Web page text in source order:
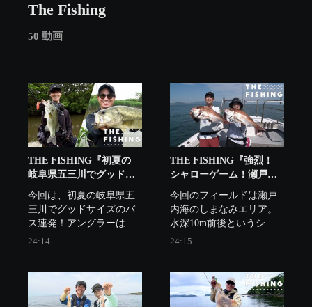
The Fishing
50 動画
THE FISHING『初夏の
岐阜県五三川でグッドサ
イズのバス連発！』
今回は、初夏の岐阜県五
三川でグッドサイズのバ
ス連発！アングラーは梅
田京介と中川雅偉。
24:14
THE FISHING『強烈！
シャローゲーム！瀬戸内
海テンヤマダイ』
今回のフィールドは瀬戸
内海のしまなみエリア。
水深10m前後というシャ
ローエリアでタイを狙う
畑口将大と竹内麻純。
24:15